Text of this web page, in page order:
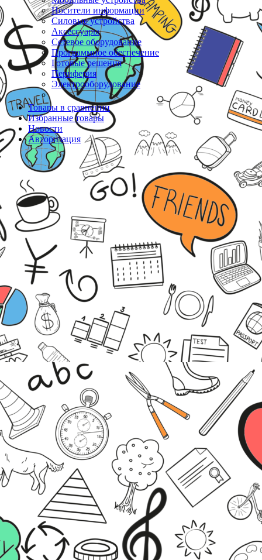
Носители информации
Силовые устройства
Аксессуары
Сетевое оборудование
Программное обеспечение
Готовые решения
Периферия
Электрооборудование
Товары в сравнении
Избранные товары
Новости
Авторизация